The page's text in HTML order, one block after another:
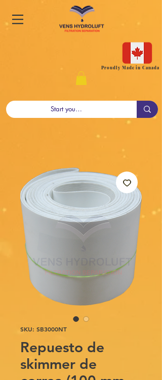
Proudly Made in Canada
SKU: SB3000NT
Repuesto de
skimmer de